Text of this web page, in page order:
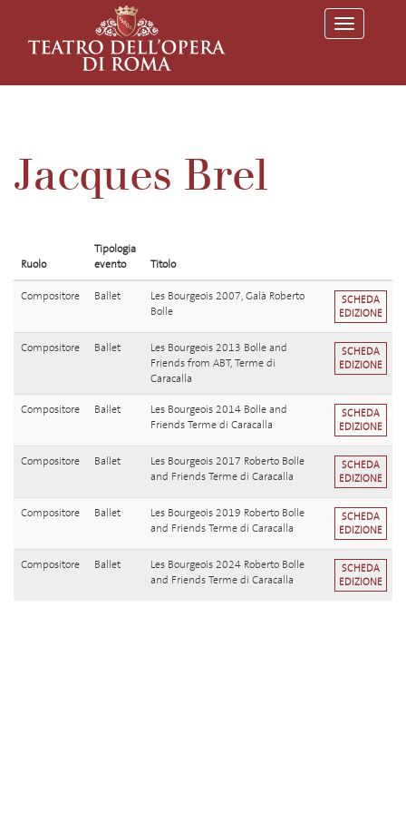
T
o
l
Jacques Brel
Ruolo
Tipologia
evento
Titolo
Compositore Ballet
Les Bourgeois 2007, Galà Roberto
Bolle
SCHEDA
EDIZIONE
Compositore Ballet
Les Bourgeois 2013 Bolle and
Friends from ABT, Terme di
Caracalla
SCHEDA
EDIZIONE
Compositore Ballet
Les Bourgeois 2014 Bolle and
Friends Terme di Caracalla
SCHEDA
EDIZIONE
Compositore Ballet
Les Bourgeois 2017 Roberto Bolle
and Friends Terme di Caracalla
SCHEDA
EDIZIONE
Compositore Ballet
Les Bourgeois 2019 Roberto Bolle
and Friends Terme di Caracalla
SCHEDA
EDIZIONE
Compositore Ballet
Les Bourgeois 2024 Roberto Bolle
and Friends Terme di Caracalla
SCHEDA
EDIZIONE